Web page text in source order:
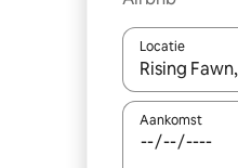
Locatie
Wanneer er
Aankomst